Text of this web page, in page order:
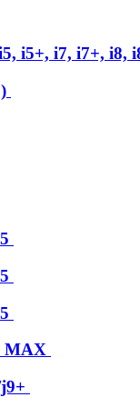
i5+, i7, i7+, i8,
MAX